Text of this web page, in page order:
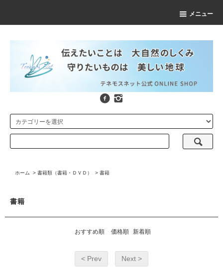
メニュー
ホーム > 書籍類（書籍・ＤＶＤ） > 書籍
書籍
おすすめ順 価格順 新着順
< Prev Next >